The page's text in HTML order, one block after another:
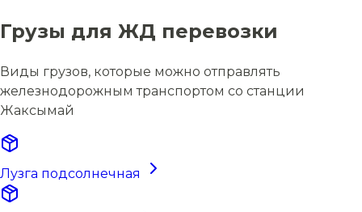
Грузы для ЖД перевозки
Виды грузов, которые можно отправлять
железнодорожным транспортом со станции
Жаксымай
Лузга подсолнечная